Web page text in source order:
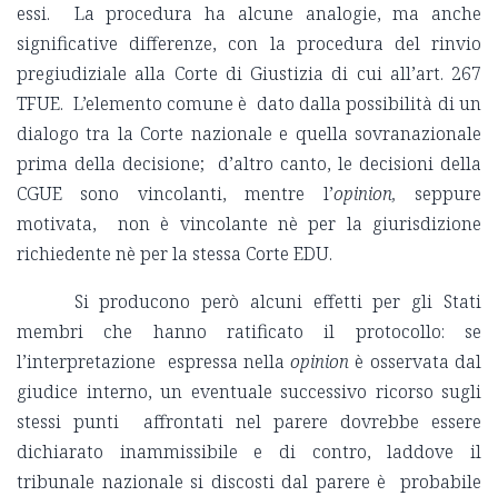
essi. La procedura ha alcune analogie, ma anche
significative differenze, con la procedura del rinvio
pregiudiziale alla Corte di Giustizia di cui all’art. 267
TFUE. L’elemento comune è dato dalla possibilità di un
dialogo tra la Corte nazionale e quella sovranazionale
prima della decisione; d’altro canto, le decisioni della
CGUE sono vincolanti, mentre l’opinion, seppure
motivata, non è vincolante nè per la giurisdizione
richiedente nè per la stessa Corte EDU.
Si producono però alcuni effetti per gli Stati
membri che hanno ratificato il protocollo: se
l’interpretazione espressa nellaopinion è osservata dal
giudice interno, un eventuale successivo ricorso sugli
stessi punti affrontati nel parere dovrebbe essere
dichiarato inammissibile e di contro, laddove il
tribunale nazionale si discosti dal parere è probabile